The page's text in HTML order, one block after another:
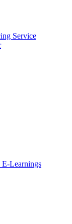
Service
E-Learnings